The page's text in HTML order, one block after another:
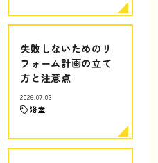
失敗しないためのリ
フォーム計画の立て
方と注意点
2026.07.03
浴室